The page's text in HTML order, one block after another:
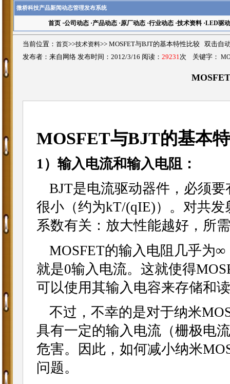
微桥科技产品新闻动态管理发布系统
首页·公司动态·产品动态·原厂动态·行业动态·技术资料·LED驱动
当前位置： 首页>>技术资料>> MOSFET与BJT的基本特性比较 双击自
发布者：来自网络 发布时间：2012/3/16 阅读： 29231 次 关键字：
MOSFET与BJT的基本
1）输入电流和输入电阻：
BJT是电流驱动器件，必须
很小（约为kT/(qIE)）。对共
系数有关：放大性能越好，所
MOSFET的输入电阻几乎为
就是0输入电流。这就使得
可以使用其输入电容来存储和
不过，不幸的是对于纳米
具有一定的输入电流（栅极电
危害。因此，如何减小纳米
问题。